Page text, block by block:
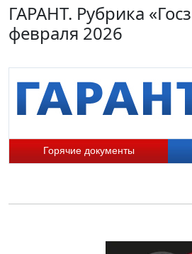
ГАРАНТ. Рубрика
февраля 2026
Горячие документы